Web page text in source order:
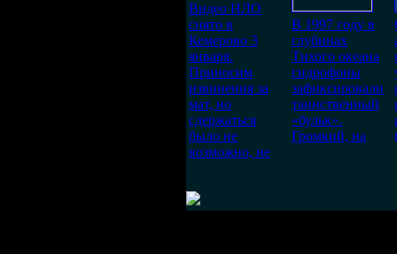
Видео НЛО
снято в
Кемерово 3
января.
Приносим
извинения за
мат, но
сдержаться
было не
возможно, не
В 1997 году в
глубинах
Тихого океана
гидрофоны
зафиксировали
таинственный
«бульк».
Громкий, на